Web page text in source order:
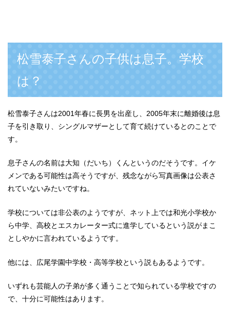
松雪泰子さんの子供は息子。学校
は？
松雪泰子さんは2001年春に長男を出産し、2005年末に離婚後は息
子を引き取り、シングルマザーとして育て続けているとのことで
す。
息子さんの名前は大知（だいち）くんというのだそうです。イケ
メンである可能性は高そうですが、残念ながら写真画像は公表さ
れていないみたいですね。
学校については非公表のようですが、ネット上では和光小学校か
ら中学、高校とエスカレーター式に進学しているという説がまこ
としやかに言われているようです。
他には、広尾学園中学校・高等学校という説もあるようです。
いずれも芸能人の子弟が多く通うことで知られている学校ですの
で、十分に可能性はあります。